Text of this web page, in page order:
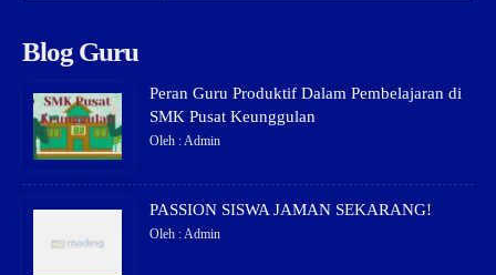
Blog Guru
Peran Guru Produktif Dalam Pembelajaran di
SMK Pusat Keunggulan
Oleh : Admin
PASSION SISWA JAMAN SEKARANG!
Oleh : Admin